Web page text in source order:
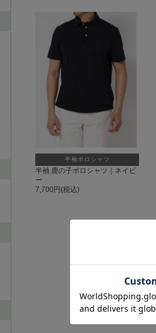
半袖ポロシャツ
半袖 鹿の子ポロシャツ｜ネイビ
ー
7,700円(税込)